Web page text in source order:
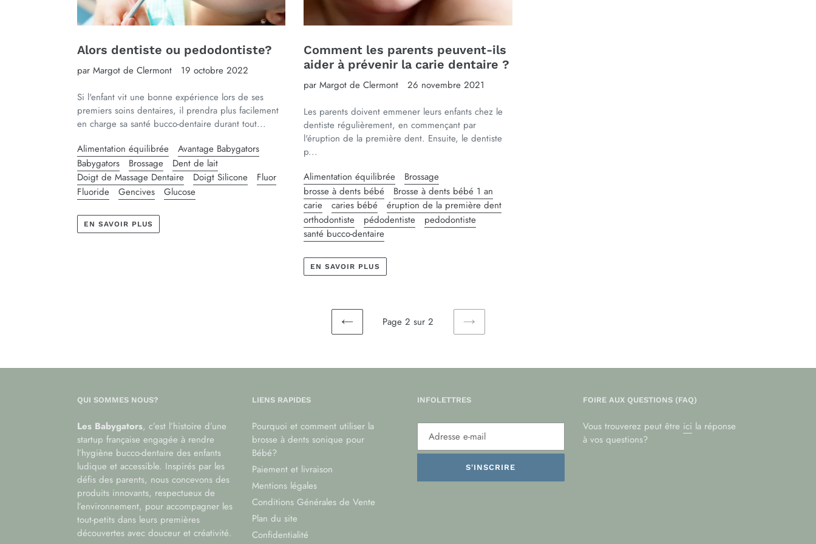
Alors dentiste ou pedodontiste?
par Margot de Clermont
19 octobre 2022
Si l'enfant vit une bonne expérience lors de ses
premiers soins dentaires, il prendra plus facilement
en charge sa santé bucco-dentaire durant tout...
Alimentation équilibrée
Avantage Babygators
Babygators
Brossage
Dent de lait
Doigt de Massage Dentaire
Doigt Silicone
Fluor
Fluoride
Gencives Glucose
EN SAVOIR PLUS
Comment les parents peuvent-ils
aider à prévenir la carie dentaire ?
par Margot de Clermont
26 novembre 2021
Les parents doivent emmener leurs enfants chez le
dentiste régulièrement, en commençant par
l'éruption de la première dent. Ensuite, le dentiste
p...
Alimentation équilibrée
Brossage
brosse à dents bébé
Brosse à dents bébé 1 an
carie
caries bébé
éruption de la première dent
orthodontiste
pédodentiste
pedodontiste
santé bucco-dentaire
EN SAVOIR PLUS
PAGE
Page 2 sur 2
PAGE
QUI SOMMES NOUS?
Les Babygators, c’est l’histoire d’une
startup française engagée à rendre
l’hygiène bucco-dentaire des enfants
ludique et accessible. Inspirés par les
défis des parents, nous concevons des
produits innovants, respectueux de
l’environnement, pour accompagner les
tout-petits dans leurs premières
découvertes avec douceur et créativité.
LIENS RAPIDES
Pourquoi et comment utiliser la
brosse à dents sonique pour
Bébé?
Paiement et livraison
Mentions légales
Conditions Générales de Vente
Plan du site
Confidentialité
INFOLETTRES
S'INSCRIRE
FOIRE AUX QUESTIONS (FAQ)
Vous trouverez peut être ici la réponse
à vos questions?